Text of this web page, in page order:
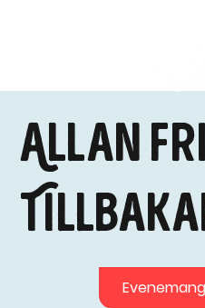
Allan